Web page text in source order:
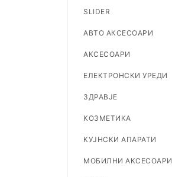
SLIDER
АВТО АКСЕСОАРИ
АКСЕСОАРИ
ЕЛЕКТРОНСКИ УРЕДИ
ЗДРАВЈЕ
КОЗМЕТИКА
КУЈНСКИ АПАРАТИ
МОБИЛНИ АКСЕСОАРИ